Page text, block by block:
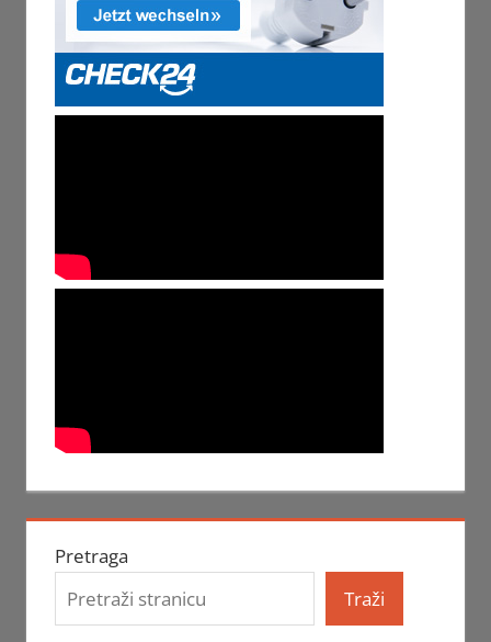
Pretraga
Traži